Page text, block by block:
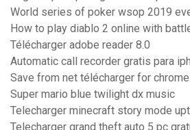
World series of poker wsop 2019
How to play diablo 2 online with
Télécharger adobe reader 8.0
Automatic call recorder gratis para
Save from net télécharger for chrome
Super mario blue twilight dx music
Telecharger minecraft story mode
Telecharger grand theft auto 5 pc